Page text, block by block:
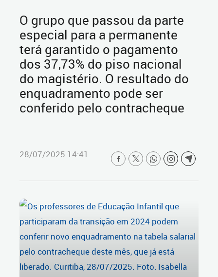
O grupo que passou da parte
especial para a permanente
terá garantido o pagamento
dos 37,73% do piso nacional
do magistério. O resultado do
enquadramento pode ser
conferido pelo contracheque
28/07/2025 14:41